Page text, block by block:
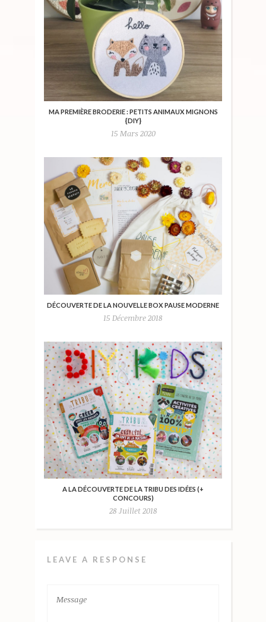
MA PREMIÈRE BRODERIE : PETITS ANIMAUX MIGNONS
{DIY}
15 Mars 2020
DÉCOUVERTE DE LA NOUVELLE BOX PAUSE MODERNE
15 Décembre 2018
A LA DÉCOUVERTE DE LA TRIBU DES IDÉES (+
CONCOURS)
28 Juillet 2018
LEAVE A RESPONSE